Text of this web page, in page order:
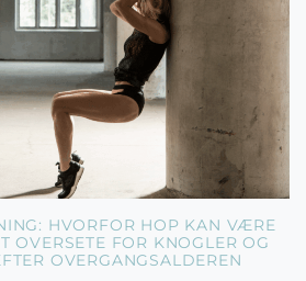
HVORFOR HOP KAN VÆRE
OVERSETE FOR KNOGLER OG
OVERGANGSALDEREN